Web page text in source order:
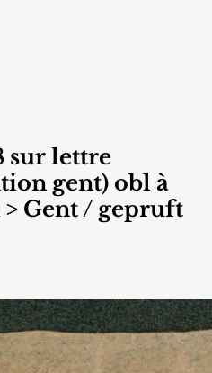
sur lettre
gent) obl à
Gent / gepruft